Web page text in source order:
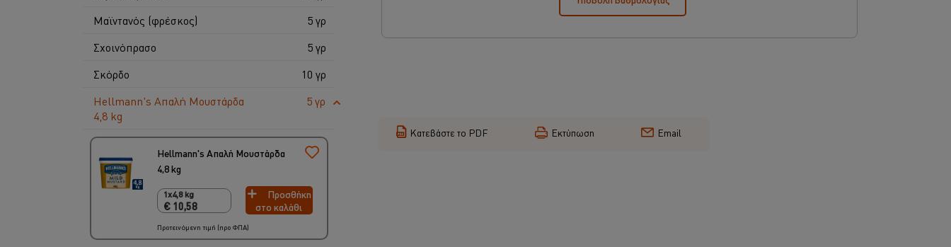
Μαϊντανός (φρέσκος)
5 γρ
Σχοινόπρασο
5 γρ
Σκόρδο
10 γρ
Hellmann's Απαλή Μουστάρδα
4,8 kg
5 γρ
Hellmann's Απαλή Μουστάρδα
4,8 kg
1x4,8 kg
€ 10,58
1x4,8 kg
€ 10,58
Προσθήκη
στο καλάθι
Προτεινόμενη τιμή (προ ΦΠΑ)
Κατεβάστε το PDF Εκτύπωση Email